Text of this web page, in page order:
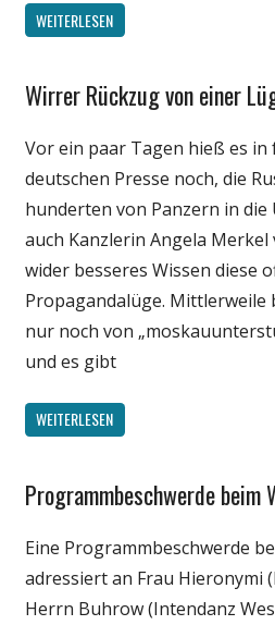
WEITERLESEN
Gesellschaft
Medien
Politik
Wissenschaft
Wirrer Rückzug von einer
Vor ein paar Tagen hieß es
deutschen Presse noch, die
hunderten von Panzern in
auch Kanzlerin Angela
wider besseres Wissen diese
Propagandalüge. Mittlerweile
nur noch von
und es gibt
WEITERLESEN
Gesellschaft
Medien
Politik
Programmbeschwerde beim
Eine Programmbeschwerde
adressiert an Frau Hieronymi
Herrn Buhrow (Intendanz